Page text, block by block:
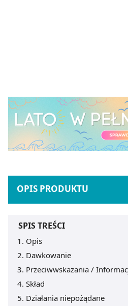
OPIS PRODUKTU
SPIS TREŚCI
Opis
Dawkowanie
Przeciwwskazania /
Skład
Działania niepożądane